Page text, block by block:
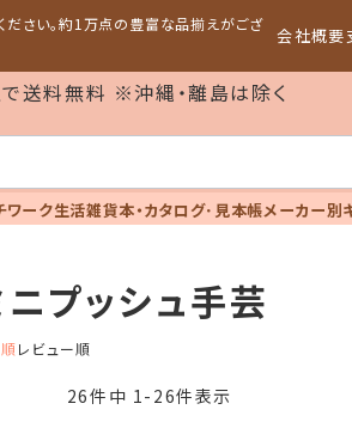
さい。約1万点の豊富な品揃えがござ
会社概要
送料無料 ※沖縄・離島は除く
ワーク生活雑貨本・カタログ･見本帳メーカー別
ニプッシュ手芸
レビュー順
26件中 1 - 26件表示